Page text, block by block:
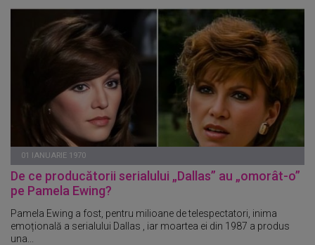
01 IANUARIE 1970
De ce producătorii serialului „Dallas” au „omorât-o”
pe Pamela Ewing?
Pamela Ewing a fost, pentru milioane de telespectatori, inima
emoțională a serialului Dallas , iar moartea ei din 1987 a produs
una...